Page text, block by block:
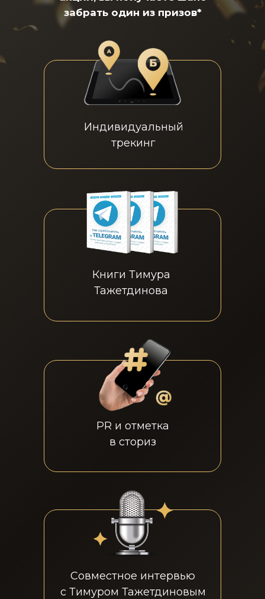
забрать один из призов*
Индивидуальный
трекинг
Книги Тимура
Тажетдинова
PR и отметка
в сториз
Совместное интервью
с Тимуром Тажетдиновым